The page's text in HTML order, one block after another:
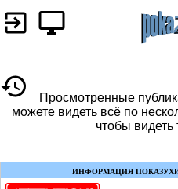
Просмотренные
можете видеть всё по
чтобы видеть
ИНФОРМАЦИЯ